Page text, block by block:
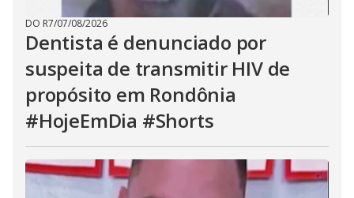
DO R7/07/08/2026
Dentista é denunciado por
suspeita de transmitir HIV de
propósito em Rondônia
#HojeEmDia #Shorts